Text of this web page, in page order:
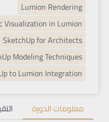
معلومات الدورة
Lumion Rendering
Visualization in Lumion
SketchUp for Architects
Modeling Techniques
to Lumion Integration